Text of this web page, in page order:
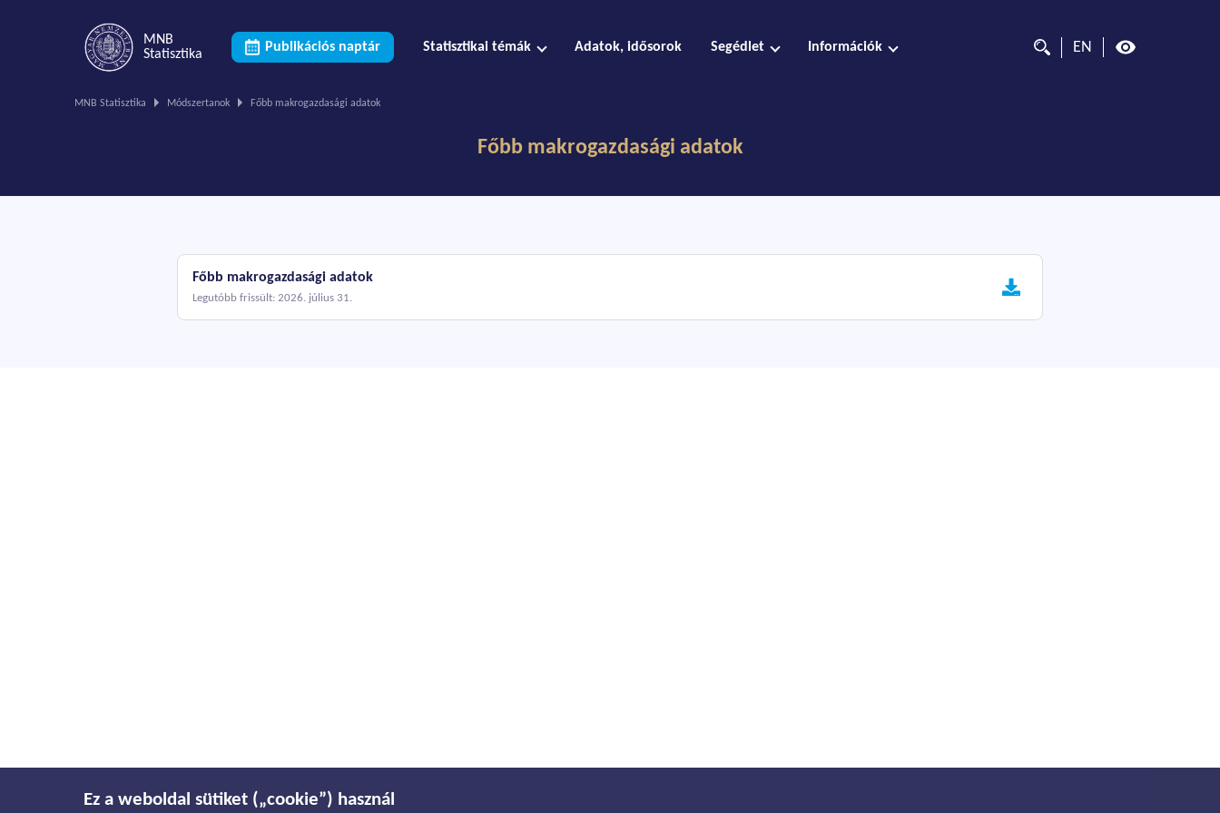
MNB
Statisztika
Publikációs naptár Statisztikai témák Adatok, idősorok Segédlet Információk EN
Ez a weboldal sütiket („cookie”) használ
Ön
MNB Statisztika Módszertanok Főbb makrogazdasági adatok
Főbb makrogazdasági adatok
Főbb makrogazdasági adatok
Legutóbb frissült: 2026. július 31.